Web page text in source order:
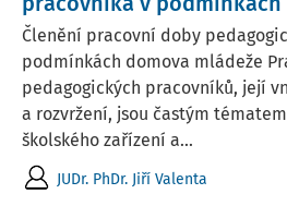
Členění pracovní doby
podmínkách domova mládeže
pedagogických pracovníků, její
a rozvržení, jsou častým
školského zařízení a...
JUDr. PhDr. Jiří Valenta